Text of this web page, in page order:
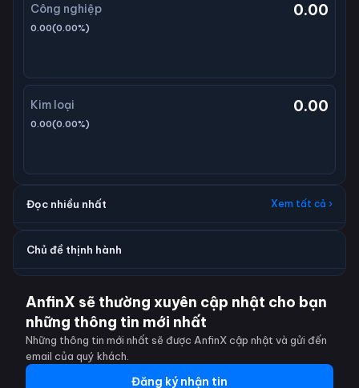
Công nghiệp 0.00
0.00(0.00%)
Kim loại 0.00
0.00(0.00%)
Đọc nhiều nhất Xem tất cả ›
Chủ đề thịnh hành
AnfinX sẽ thường xuyên cập nhật cho bạn
những thông tin mới nhất
Những thông tin mới nhất sẽ được AnfinX cập nhật và gửi đến
email của quý khách.
Đăng ký nhận tin